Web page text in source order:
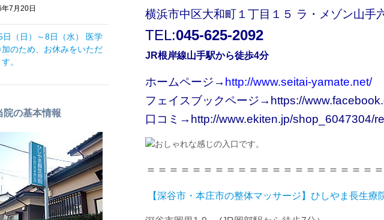
横浜市中区大和町１丁目１５ ラ・メゾン山手
TEL:045-625-2092
JR根岸線山手駅から徒歩4分
ホームページ→ http://www.seitai-yamate.net/
フェイスブックページ→ https://
口コミ→ http://www.ekiten.jp/shop_6047304/
＝＝＝＝＝＝＝＝＝＝＝＝＝＝＝＝＝＝＝＝
【深谷市・本庄市の整体マッサージ】ひしやま長生療
7月20日
日（日）～8日（水） 医学
加のため、お休みをいただ
。
院の基本情報